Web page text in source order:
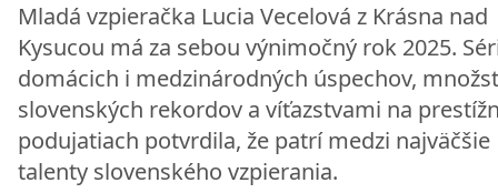
Mladá vzpieračka Lucia Vecelová z Krásna nad
Kysucou má za sebou výnimočný rok 2025.
domácich i medzinárodných úspechov,
slovenských rekordov a víťazstvami na
podujatiach potvrdila, že patrí medzi najväčšie
talenty slovenského vzpierania.